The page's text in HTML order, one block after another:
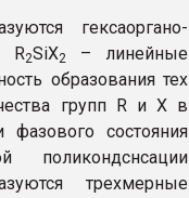
гексаоргано-
R2SiX2
– линейные
образования тех
групп R и X в
состояния
поликондснсации
трехмерные